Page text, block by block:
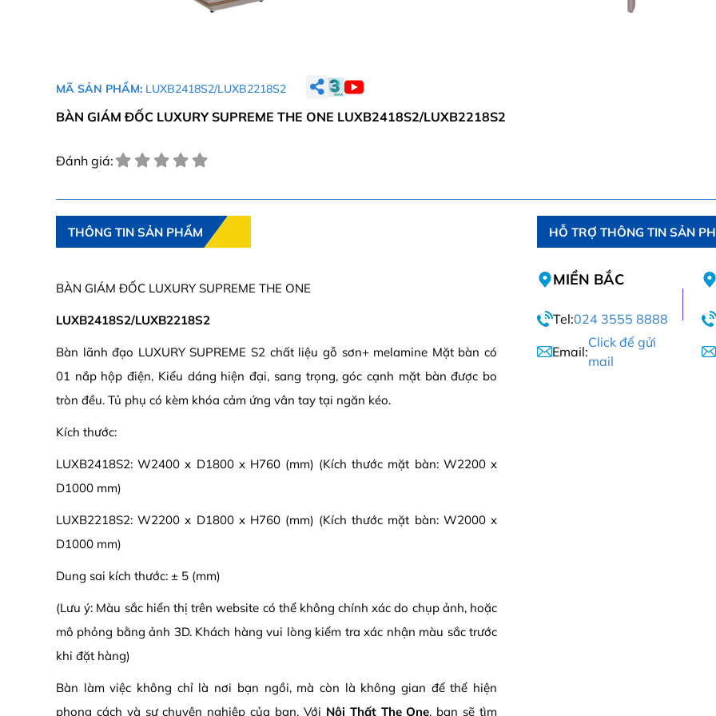
MÃ SẢN PHẨM: LUXB2418S2/LUXB2218S2
BÀN GIÁM ĐỐC LUXURY SUPREME THE ONE LUXB2418S2/LUXB2218S2
Đánh giá:
THÔNG TIN SẢN PHẨM
BÀN GIÁM ĐỐC LUXURY SUPREME THE ONE
LUXB2418S2/LUXB2218S2
Bàn lãnh đạo LUXURY SUPREME S2 chất liệu gỗ sơn+ melamine Mặt bàn có
01 nắp hộp điện, Kiểu dáng hiện đại, sang trọng, góc cạnh mặt bàn được bo
tròn đều. Tủ phụ có kèm khóa cảm ứng vân tay tại ngăn kéo.
Kích thước:
LUXB2418S2: W2400 x D1800 x H760 (mm) (Kích thước mặt bàn: W2200 x
D1000 mm)
LUXB2218S2: W2200 x D1800 x H760 (mm) (Kích thước mặt bàn: W2000 x
D1000 mm)
Dung sai kích thước: ± 5 (mm)
(Lưu ý: Màu sắc hiển thị trên website có thể không chính xác do chụp ảnh, hoặc
mô phỏng bằng ảnh 3D. Khách hàng vui lòng kiểm tra xác nhận màu sắc trước
khi đặt hàng)
Bàn làm việc không chỉ là nơi bạn ngồi, mà còn là không gian để thể hiện
phong cách và sự chuyên nghiệp của bạn. Với Nội Thất The One, bạn sẽ tìm
HỖ TRỢ THÔNG TIN SẢN
MIỀN BẮC
Tel:024 3555 8888
Email:
Click để gửi
mail